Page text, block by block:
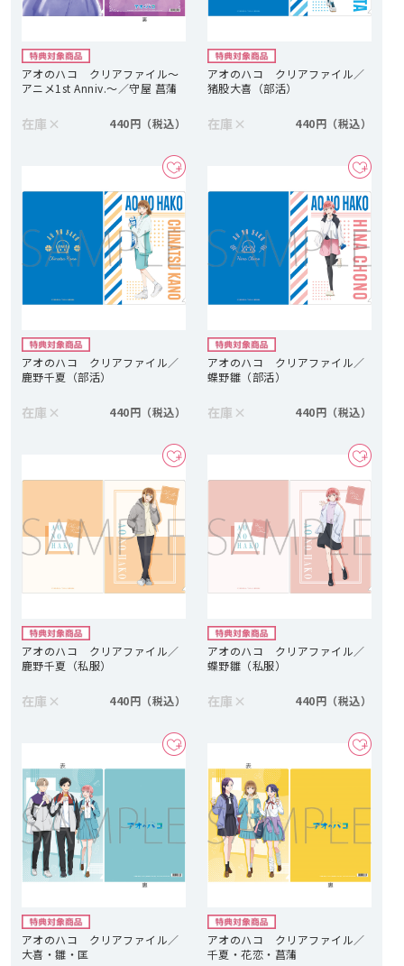
アオのハコ クリアファイル～
アニメ1st Anniv.～／守屋 菖蒲
在庫 × 440円
アオのハコ クリアファイル／
猪股大喜（部活）
在庫 × 440円
アオのハコ クリアファイル／
鹿野千夏（部活）
在庫 × 440円
アオのハコ クリアファイル／
蝶野雛（部活）
在庫 × 440円
アオのハコ クリアファイル／
鹿野千夏（私服）
在庫 × 440円
アオのハコ クリアファイル／
蝶野雛（私服）
在庫 × 440円
アオのハコ クリアファイル／
大喜・雛・匡
アオのハコ クリアファイル／
千夏・花恋・菖蒲